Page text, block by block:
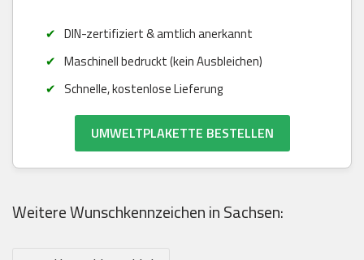
DIN-zertifiziert & amtlich anerkannt
Maschinell bedruckt (kein Ausbleichen)
Schnelle, kostenlose Lieferung
UMWELTPLAKETTE BESTELLEN
Weitere Wunschkennzeichen in Sachsen: